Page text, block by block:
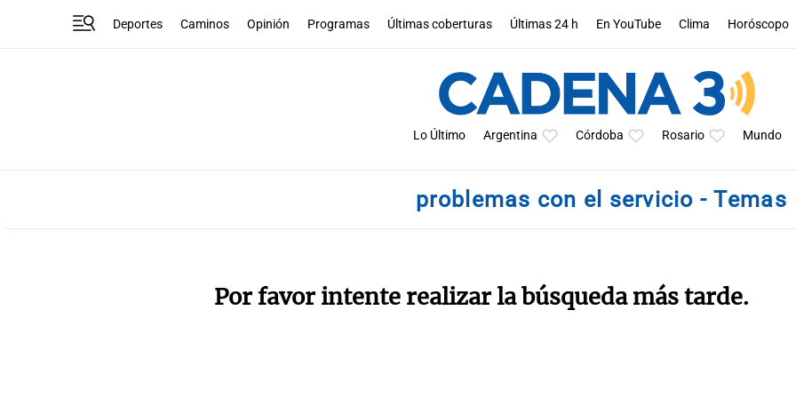
Deportes Caminos Opinión Programas Últimas coberturas Últimas 24 h En YouTube Clima Horóscopo
Lo Último Argentina Córdoba Rosario Mundo
problemas con el servicio - Temas
Por favor intente realizar la búsqueda más tarde.